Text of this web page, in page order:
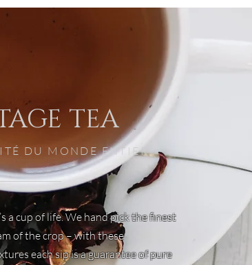
TEA
DU MONDE ENTIER​
a cup of life. We hand pick the finest
of the crop – with these
each sip is a guarantee of pure